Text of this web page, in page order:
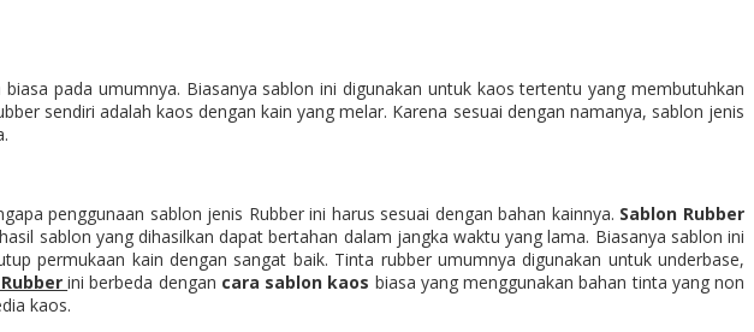
pada umumnya. Biasanya sablon ini digunakan untuk kaos tertentu yang membutuhkan
sendiri adalah kaos dengan kain yang melar. Karena sesuai dengan namanya, sablon jenis
penggunaan sablon jenis Rubber ini harus sesuai dengan bahan kainnya. Sablon Rubber
sablon yang dihasilkan dapat bertahan dalam jangka waktu yang lama. Biasanya sablon ini
permukaan kain dengan sangat baik. Tinta rubber umumnya digunakan untuk underbase,
ini berbeda dengan cara sablon kaos biasa yang menggunakan bahan tinta yang non
kaos.